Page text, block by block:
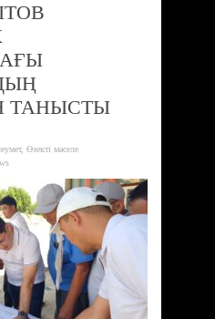
ТАНЫСТЫ
, Өзекті мәселе